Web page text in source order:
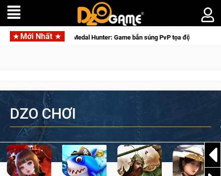
Mới NhấtMedal Hunter: Game bắn súng PvP tọa độ đỉnh cao đưa bạn
DZO CHƠI